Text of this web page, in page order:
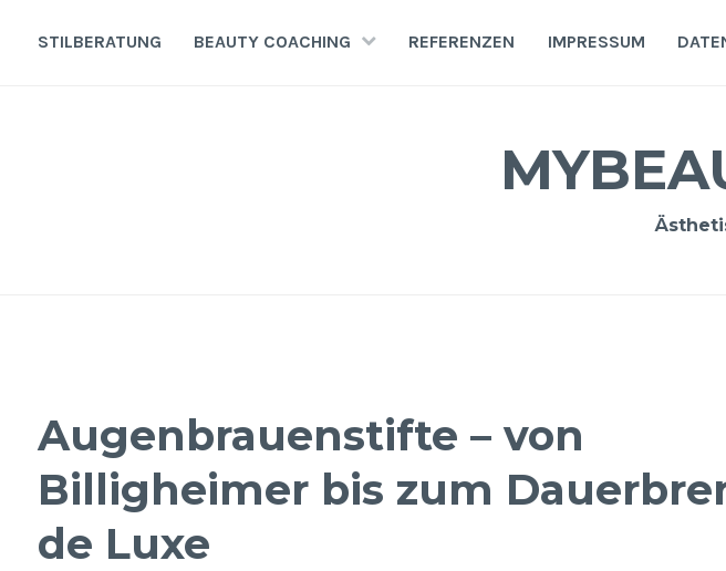
InhaltSTILBERATUNG BEAUTY COACHING REFERENZEN IMPRESSUM
Augenbrauenstifte – von
Billigheimer bis zum
de Luxe